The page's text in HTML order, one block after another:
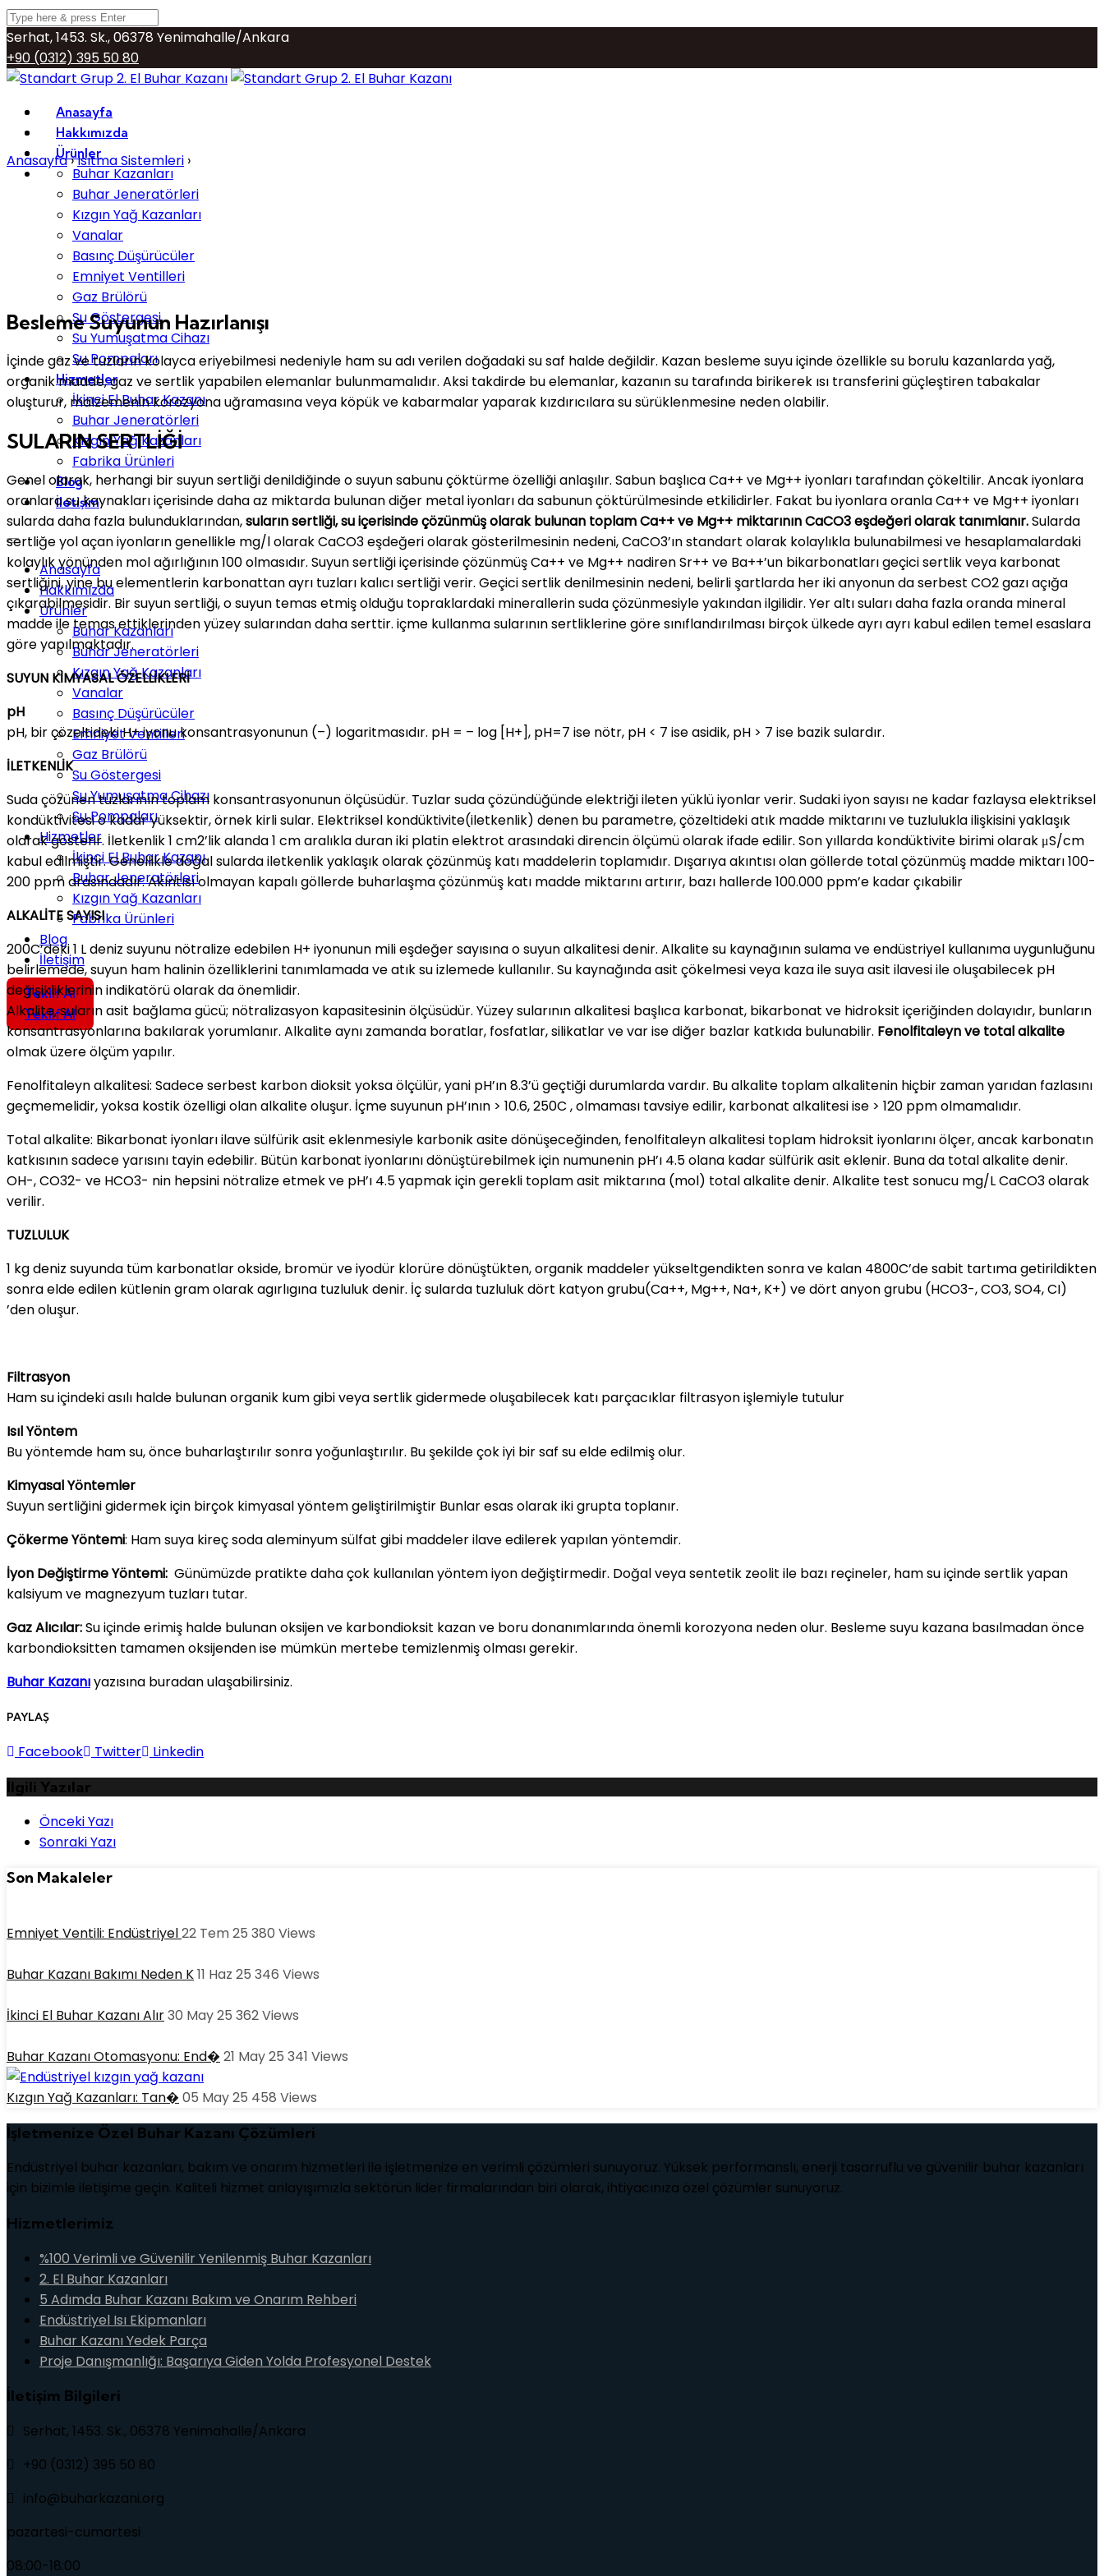
Serhat, 1453. Sk., 06378 Yenimahalle/Ankara
+90 (0312) 395 50 80
info@buharkazani.org
Anasayfa
Hakkımızda
Ürünler
Buhar Kazanları
Buhar Jeneratörleri
Kızgın Yağ Kazanları
Vanalar
Basınç Düşürücüler
Emniyet Ventilleri
Gaz Brülörü
Su Göstergesi
Su Yumuşatma Cihazı
Su Pompaları
Hizmetler
İkinci El Buhar Kazanı
Buhar Jeneratörleri
Kızgın Yağ Kazanları
Fabrika Ürünleri
Blog
İletişim
Anasayfa
Hakkımızda
Ürünler
Buhar Kazanları
Buhar Jeneratörleri
Kızgın Yağ Kazanları
Vanalar
Basınç Düşürücüler
Emniyet Ventilleri
Gaz Brülörü
Su Göstergesi
Su Yumuşatma Cihazı
Su Pompaları
Hizmetler
İkinci El Buhar Kazanı
Buhar Jeneratörleri
Kızgın Yağ Kazanları
Fabrika Ürünleri
Blog
İletişim
Teklif Al
Teklif Al
Anasayfa›Isıtma Sistemleri ›
Besleme Suyunun Hazırlanışı
İçinde gaz ve tuzların kolayca eriyebilmesi nedeniyle ham su adı verilen doğadaki su saf halde değildir. Kazan besleme suyu içinde özellikle su borulu kazanlarda yağ,
organik madde, gaz ve sertlik yapabilen elemanlar bulunmamalıdır. Aksi takdirde bu elemanlar, kazanın su tarafında birikerek ısı transferini güçleştiren tabakalar
oluşturur, malzemenin korozyona uğramasına veya köpük ve kabarmalar yaparak kızdırıcılara su sürüklenmesine neden olabilir.
SULARIN SERTLİĞİ
Genel olarak, herhangi bir suyun sertliği denildiğinde o suyun sabunu çöktürme özelliği anlaşılır. Sabun başlıca Ca++ ve Mg++ iyonları tarafından çökeltilir. Ancak iyonlara
oranlara su kaynakları içerisinde daha az miktarda bulunan diğer metal iyonları da sabunun çöktürülmesinde etkilidirler. Fakat bu iyonlara oranla Ca++ ve Mg++ iyonları
sularda daha fazla bulunduklarından,suların sertliği, su içerisinde çözünmüş olarak bulunan toplam Ca++ ve Mg++ miktarının CaCO3 eşdeğeri olarak tanımlanır.Sularda
sertliğe yol açan iyonların genellikle mg/l olarak CaCO3 eşdeğeri olarak gösterilmesinin nedeni, CaCO3’ın standart olarak kolaylıkla bulunabilmesi ve hesaplamalardaki
kolaylık yönünden mol ağırlığının 100 olmasıdır. Suyun sertliği içerisinde çözünmüş Ca++ ve Mg++ nadiren Sr++ ve Ba++’un bikarbonatları geçici sertlik veya karbonat
sertliğini, yine bu elementlerin karbonattan ayrı tuzları kalıcı sertliği verir. Geçici sertlik denilmesinin nedeni, belirli şartlarda her iki anyonun da serbest CO2 gazı açığa
çıkarabilmesidir. Bir suyun sertliği, o suyun temas etmiş olduğu topraklardaki minerallerin suda çözünmesiyle yakından ilgilidir. Yer altı suları daha fazla oranda mineral
madde ile temas ettiklerinden yüzey sularından daha serttir. içme kullanma sularının sertliklerine göre sınıflandırılması birçok ülkede ayrı ayrı kabul edilen temel esaslara
göre yapılmaktadır.
SUYUN KİMYASAL ÖZELLİKLERİ
pH
pH, bir çözeltideki H+ iyonu konsantrasyonunun (–) logaritmasıdır. pH = – log [H+], pH=7 ise nötr, pH < 7 ise asidik, pH > 7 ise bazik sulardır.
İLETKENLİK
Suda çözünen tuzlarının toplam konsantrasyonunun ölçüsüdür. Tuzlar suda çözündüğünde elektriği ileten yüklü iyonlar verir. Sudaki iyon sayısı ne kadar fazlaysa elektriksel
kondüktivitesi o kadar yüksektir, örnek kirli sular. Elektriksel kondüktivite(iletkenlik) denen bu parametre, çözeltideki atık madde miktarını ve tuzlulukla ilişkisini yaklaşık
olarak gösterir. İletkenlik 1 cm2’lik alanda 1 cm aralıkla duran iki platin elektrot arasındaki direncin ölçümü olarak ifade edilir. Son yıllarda kondüktivite birimi olarak μS/cm
kabul edilmiştir. Genellikle doğal sularda iletkenlik yaklaşık olarak çözünmüş katı maddelerin toplamıdır. Dışarıya akıntısı olan göllerde total çözünmüş madde miktarı 100-
200 ppm arasındadır. Akıntısı olmayan kapalı göllerde buharlaşma çözünmüş katı madde miktarını artırır, bazı hallerde 100.000 ppm’e kadar çıkabilir
ALKALİTE SAYISI
200C’deki 1 L deniz suyunu nötralize edebilen H+ iyonunun mili eşdeğer sayısına o suyun alkalitesi denir. Alkalite su kaynağının sulama ve endüstriyel kullanıma uygunluğunu
belirlemede, suyun ham halinin özelliklerini tanımlamada ve atık su izlemede kullanılır. Su kaynağında asit çökelmesi veya kaza ile suya asit ilavesi ile oluşabilecek pH
değişikliklerinin indikatörü olarak da önemlidir.
Alkalite, suların asit bağlama gücü; nötralizasyon kapasitesinin ölçüsüdür. Yüzey sularının alkalitesi başlıca karbonat, bikarbonat ve hidroksit içeriğinden dolayıdır, bunların
konsantrasyonlarına bakılarak yorumlanır. Alkalite aynı zamanda boratlar, fosfatlar, silikatlar ve var ise diğer bazlar katkıda bulunabilir. Fenolfitaleyn ve total alkalite
olmak üzere ölçüm yapılır.
Fenolfitaleyn alkalitesi: Sadece serbest karbon dioksit yoksa ölçülür, yani pH’ın 8.3’ü geçtiği durumlarda vardır. Bu alkalite toplam alkalitenin hiçbir zaman yarıdan fazlasını
geçmemelidir, yoksa kostik özelligi olan alkalite oluşur. İçme suyunun pH’ının > 10.6, 250C , olmaması tavsiye edilir, karbonat alkalitesi ise > 120 ppm olmamalıdır.
Total alkalite: Bikarbonat iyonları ilave sülfürik asit eklenmesiyle karbonik asite dönüşeceğinden, fenolfitaleyn alkalitesi toplam hidroksit iyonlarını ölçer, ancak karbonatın
katkısının sadece yarısını tayin edebilir. Bütün karbonat iyonlarını dönüştürebilmek için numunenin pH’ı 4.5 olana kadar sülfürik asit eklenir. Buna da total alkalite denir.
OH-, CO32- ve HCO3- nin hepsini nötralize etmek ve pH’ı 4.5 yapmak için gerekli toplam asit miktarına (mol) total alkalite denir. Alkalite test sonucu mg/L CaCO3 olarak
verilir.
TUZLULUK
1 kg deniz suyunda tüm karbonatlar okside, bromür ve iyodür klorüre dönüştükten, organik maddeler yükseltgendikten sonra ve kalan 4800C’de sabit tartıma getirildikten
sonra elde edilen kütlenin gram olarak agırlıgına tuzluluk denir. İç sularda tuzluluk dört katyon grubu(Ca++, Mg++, Na+, K+) ve dört anyon grubu (HCO3-, CO3, SO4, CI)
’den oluşur.
Filtrasyon
Ham su içindeki asılı halde bulunan organik kum gibi veya sertlik gidermede oluşabilecek katı parçacıklar filtrasyon işlemiyle tutulur
Isıl Yöntem
Bu yöntemde ham su, önce buharlaştırılır sonra yoğunlaştırılır. Bu şekilde çok iyi bir saf su elde edilmiş olur.
Kimyasal Yöntemler
Suyun sertliğini gidermek için birçok kimyasal yöntem geliştirilmiştir Bunlar esas olarak iki grupta toplanır.
Çökerme Yöntemi: Ham suya kireç soda aleminyum sülfat gibi maddeler ilave edilerek yapılan yöntemdir.
İyon Değiştirme Yöntemi: Günümüzde pratikte daha çok kullanılan yöntem iyon değiştirmedir. Doğal veya sentetik zeolit ile bazı reçineler, ham su içinde sertlik yapan
kalsiyum ve magnezyum tuzları tutar.
Gaz Alıcılar:Su içinde erimiş halde bulunan oksijen ve karbondioksit kazan ve boru donanımlarında önemli korozyona neden olur. Besleme suyu kazana basılmadan önce
karbondioksitten tamamen oksijenden ise mümkün mertebe temizlenmiş olması gerekir.
Buhar Kazanıyazısına buradan ulaşabilirsiniz.
PAYLAŞ
Facebook Twitter
Linkedin
İlgili Yazılar
Post navigation
Önceki Yazı
Sonraki Yazı
Son Makaleler
Emniyet Ventili: Endüstriyel22 Tem 25 380 Views
Buhar Kazanı Bakımı Neden K11 Haz 25 346 Views
İkinci El Buhar Kazanı Alır30 May 25 362Views
Buhar Kazanı Otomasyonu: End� 21 May 25 341 Views
Kızgın Yağ Kazanları: Tan� 05 May 25 458 Views
İşletmenize Özel Buhar Kazanı Çözümleri
Endüstriyel buhar kazanları, bakım ve onarım hizmetleri ile işletmenize en verimli çözümleri sunuyoruz. Yüksek performanslı, enerji tasarruflu ve güvenilir buhar kazanları
için bizimle iletişime geçin. Kaliteli hizmet anlayışımızla sektörün lider firmalarından biri olarak, ihtiyacınıza özel çözümler sunuyoruz.
Hizmetlerimiz
%100 Verimli ve Güvenilir Yenilenmiş Buhar Kazanları
2. El Buhar Kazanları
5 Adımda Buhar Kazanı Bakım ve Onarım Rehberi
Endüstriyel Isı Ekipmanları
Buhar Kazanı Yedek Parça
Proje Danışmanlığı: Başarıya Giden Yolda Profesyonel Destek
İletişim Bilgileri
Serhat, 1453. Sk., 06378 Yenimahalle/Ankara
+90 (0312) 395 50 80
info@buharkazani.org
pazartesi-cumartesi
08:00-18:00